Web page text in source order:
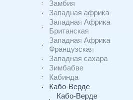
Замбия
Западная африка
Западная Африка
Британская
Западная Африка
Французская
Западная сахара
Зимбабве
Кабинда
Кабо-Верде
Кабо-Верде